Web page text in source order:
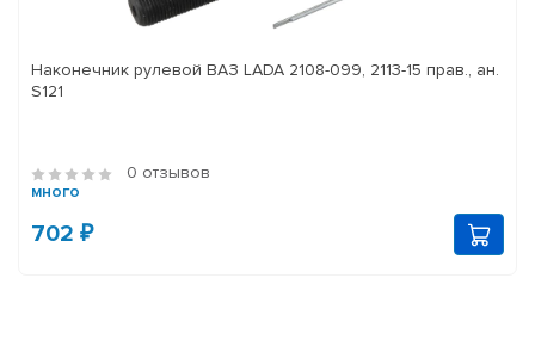
Наконечник рулевой ВАЗ LADA 2108-099, 2113-15 прав., ан.
S121
0 отзывов
много
702 ₽